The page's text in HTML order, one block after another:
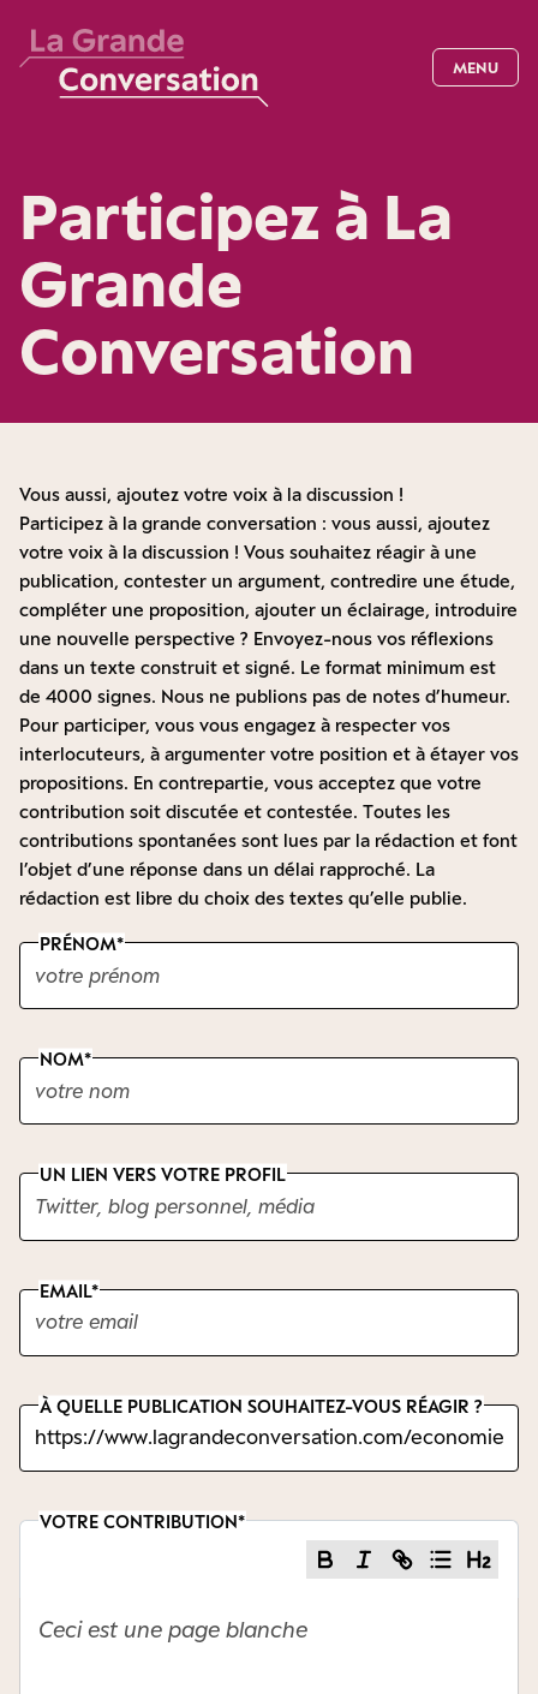
MENU
Participez à La
Grande
Conversation
Vous aussi, ajoutez votre voix à la discussion !
Participez à la grande conversation : vous aussi, ajoutez
votre voix à la discussion ! Vous souhaitez réagir à une
publication, contester un argument, contredire une étude,
compléter une proposition, ajouter un éclairage, introduire
une nouvelle perspective ? Envoyez-nous vos réflexions
dans un texte construit et signé. Le format minimum est
de 4000 signes. Nous ne publions pas de notes d’humeur.
Pour participer, vous vous engagez à respecter vos
interlocuteurs, à argumenter votre position et à étayer vos
propositions. En contrepartie, vous acceptez que votre
contribution soit discutée et contestée. Toutes les
contributions spontanées sont lues par la rédaction et font
l’objet d’une réponse dans un délai rapproché. La
rédaction est libre du choix des textes qu’elle publie.
PRÉNOM
NOM
UN LIEN VERS VOTRE PROFIL
EMAIL
À QUELLE PUBLICATION SOUHAITEZ-VOUS RÉAGIR ?
VOTRE CONTRIBUTION